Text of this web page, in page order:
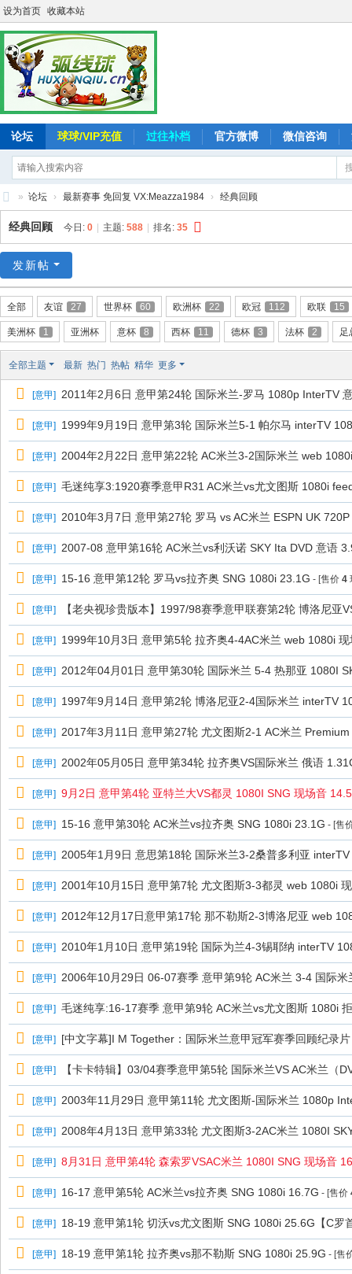
设为首页 收藏本站
论坛 球球/VIP充值 过往补档 官方微博 微信咨询
弧
线
-
追
求
致
» 论坛 › 最新赛事 免回复 VX:Meazza1984 › 经典回顾
经典回顾 今日: 0 主题: 588 排名: 35
发新帖
全部 友谊 27 世界杯 60 欧洲杯 22 欧冠 112 欧联 15
美洲杯 1 亚洲杯 意杯 8 西杯 11 德杯 3 法杯 2 足
全部主题 最新 热门 热帖 精华 更多
[意甲] 2011年2月6日 意甲第24轮 国际米兰-罗马 1080p InterTV
[意甲] 1999年9月19日 意甲第3轮 国际米兰5-1 帕尔马 interTV
[意甲] 2004年2月22日 意甲第22轮 AC米兰3-2国际米兰 web
[意甲] 毛迷纯享3:1920赛季意甲R31 AC米兰vs尤文图斯 1080i
[意甲] 2010年3月7日 意甲第27轮 罗马 vs AC米兰 ESPN UK
[意甲] 2007-08 意甲第16轮 AC米兰vs利沃诺 SKY Ita DVD 意语
[意甲] 15-16 意甲第12轮 罗马vs拉齐奥 SNG 1080i 23.1G - [售价 4
[意甲] 【老央视珍贵版本】1997/98赛季意甲联赛第2轮 博洛尼亚
[意甲] 1999年10月3日 意甲第5轮 拉齐奥4-4AC米兰 web 1080i 现
[意甲] 2012年04月01日 意甲第30轮 国际米兰 5-4 热那亚 1080I
[意甲] 1997年9月14日 意甲第2轮 博洛尼亚2-4国际米兰 interTV
[意甲] 2017年3月11日 意甲第27轮 尤文图斯2-1 AC米兰
[意甲] 2002年05月05日 意甲第34轮 拉齐奥VS国际米兰 俄语
[意甲] 9月2日 意甲第4轮 亚特兰大VS都灵 1080I SNG 现场音
[意甲] 15-16 意甲第30轮 AC米兰vs拉齐奥 SNG 1080i 23.1G - [售
[意甲] 2005年1月9日 意思第18轮 国际米兰3-2桑普多利亚
[意甲] 2001年10月15日 意甲第7轮 尤文图斯3-3都灵 web 1080i
[意甲] 2012年12月17日意甲第17轮 那不勒斯2-3博洛尼亚 web
[意甲] 2010年1月10日 意甲第19轮 国际为兰4-3锡耶纳 interTV
[意甲] 2006年10月29日 06-07赛季 意甲第9轮 AC米兰 3-4 国际米
[意甲] 毛迷纯享:16-17赛季 意甲第9轮 AC米兰vs尤文图斯 1080i
[意甲] [中文字幕]I M Together：国际米兰意甲冠军赛季回顾纪录片
[意甲] 【卡卡特辑】03/04赛季意甲第5轮 国际米兰VS AC米兰（
[意甲] 2003年11月29日 意甲第11轮 尤文图斯-国际米兰 1080p
[意甲] 2008年4月13日 意甲第33轮 尤文图斯3-2AC米兰 1080I
[意甲] 8月31日 意甲第4轮 森索罗VSAC米兰 1080I SNG 现场音
[意甲] 16-17 意甲第5轮 AC米兰vs拉齐奥 SNG 1080i 16.7G - [售价
[意甲] 18-19 意甲第1轮 切沃vs尤文图斯 SNG 1080i 25.6G【C罗
[意甲] 18-19 意甲第1轮 拉齐奥vs那不勒斯 SNG 1080i 25.9G - [售